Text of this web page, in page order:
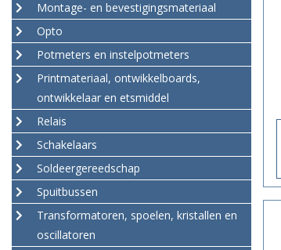
Montage- en bevestigingsmateriaal
Opto
Potmeters en instelpotmeters
Printmateriaal, ontwikkelboards,
ontwikkelaar en etsmiddel
Relais
Schakelaars
Soldeergereedschap
Spuitbussen
Transformatoren, spoelen, kristallen en
oscillatoren